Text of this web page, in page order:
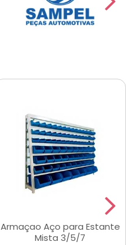
Armaçao Aço para Estante
Mista 3/5/7